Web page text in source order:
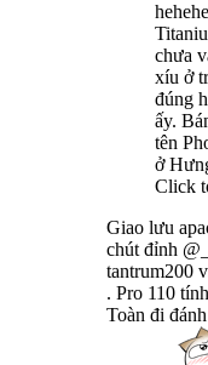
chưa
xíu ở
đúng
ấy.
tên
ở
Click
Giao lưu
chút đỉnh
tantrum200
. Pro 110
Toàn đi